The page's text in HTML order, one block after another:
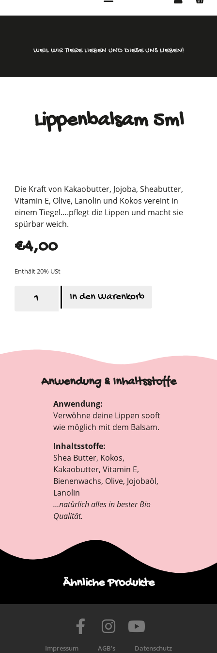
WEIL WIR TIERE LIEBEN UND DIESE UNS LIEBEN!
Lippenbalsam 5ml
Die Kraft von Kakaobutter, Jojoba, Sheabutter,
Vitamin E, Olive, Lanolin und Kokos vereint in
einem Tiegel….pflegt die Lippen und macht sie
spürbar weich.
€4,00
Enthält 20% USt
In den Warenkorb
Anwendung & Inhaltsstoffe
Anwendung:
Verwöhne deine Lippen sooft
wie möglich mit dem Balsam.
Inhaltsstoffe:
Shea Butter, Kokos,
Kakaobutter, Vitamin E,
Bienenwachs, Olive, Jojobaöl,
Lanolin
…natürlich alles in bester Bio
Qualität.
Ähnliche Produkte
Impressum AGB’s Datenschutz